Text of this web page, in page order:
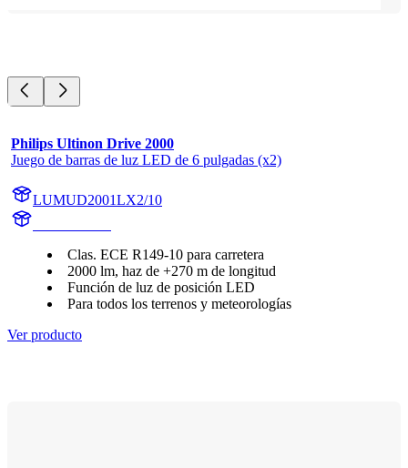
Philips Ultinon Drive 2000
Juego de barras de luz LED de 6 pulgadas (x2)
LUMUD2001LX2/10
Clas. ECE R149-10 para carretera
2000 lm, haz de +270 m de longitud
Función de luz de posición LED
Para todos los terrenos y meteorologías
Ver producto